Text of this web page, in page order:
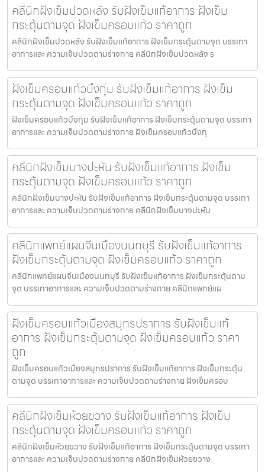
คลีนิกฝังเข็มปวดหลัง รับฝังเข็มแก้อาการ ฝังเข็ม
กระตุ้นตามจุด ฝังเข็มครอบแก้ว ราคาถูก
คลีนิกฝังเข็มปวดหลัง รับฝังเข็มแก้อาการ ฝังเข็มกระตุ้นตามจุด บรรเทา
อาการและ ความเจ็บปวดตามร่างกาย คลีนิกฝังเข็มปวดหลัง ร
ฝังเข็มครอบแก้วบึงกุ่ม รับฝังเข็มแก้อาการ ฝังเข็ม
กระตุ้นตามจุด ฝังเข็มครอบแก้ว ราคาถูก
ฝังเข็มครอบแก้วบึงกุ่ม รับฝังเข็มแก้อาการ ฝังเข็มกระตุ้นตามจุด บรรเทา
อาการและ ความเจ็บปวดตามร่างกาย ฝังเข็มครอบแก้วบึงกุ
คลีนิกฝังเข็มบางปะหัน รับฝังเข็มแก้อาการ ฝังเข็ม
กระตุ้นตามจุด ฝังเข็มครอบแก้ว ราคาถูก
คลีนิกฝังเข็มบางปะหัน รับฝังเข็มแก้อาการ ฝังเข็มกระตุ้นตามจุด บรรเทา
อาการและ ความเจ็บปวดตามร่างกาย คลีนิกฝังเข็มบางปะหัน
คลีนิกแพทย์แผนจีนเมืองนนทบุรี รับฝังเข็มแก้อาการ
ฝังเข็มกระตุ้นตามจุด ฝังเข็มครอบแก้ว ราคาถูก
คลีนิกแพทย์แผนจีนเมืองนนทบุรี รับฝังเข็มแก้อาการ ฝังเข็มกระตุ้นตาม
จุด บรรเทาอาการและ ความเจ็บปวดตามร่างกาย คลีนิกแพทย์แผ
ฝังเข็มครอบแก้วเมืองสมุทรปราการ รับฝังเข็มแก้
อาการ ฝังเข็มกระตุ้นตามจุด ฝังเข็มครอบแก้ว ราคา
ถูก
ฝังเข็มครอบแก้วเมืองสมุทรปราการ รับฝังเข็มแก้อาการ ฝังเข็มกระตุ้น
ตามจุด บรรเทาอาการและ ความเจ็บปวดตามร่างกาย ฝังเข็มครอบ
คลีนิกฝังเข็มห้วยขวาง รับฝังเข็มแก้อาการ ฝังเข็ม
กระตุ้นตามจุด ฝังเข็มครอบแก้ว ราคาถูก
คลีนิกฝังเข็มห้วยขวาง รับฝังเข็มแก้อาการ ฝังเข็มกระตุ้นตามจุด บรรเทา
อาการและ ความเจ็บปวดตามร่างกาย คลีนิกฝังเข็มห้วยขวาง